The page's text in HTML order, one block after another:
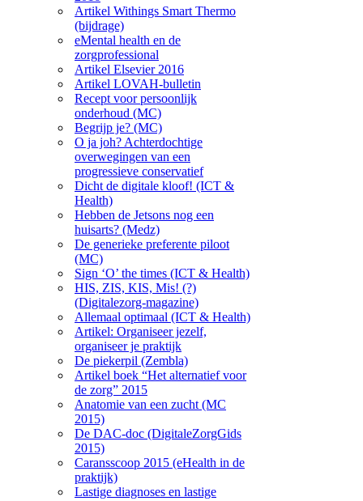
Artikel Withings Smart Thermo
(bijdrage)
eMental health en de
zorgprofessional
Artikel Elsevier 2016
Artikel LOVAH-bulletin
Recept voor persoonlijk
onderhoud (MC)
Begrijp je? (MC)
O ja joh? Achterdochtige
overwegingen van een
progressieve conservatief
Dicht de digitale kloof! (ICT &
Health)
Hebben de Jetsons nog een
huisarts? (Medz)
De generieke preferente piloot
(MC)
Sign ‘O’ the times (ICT & Health)
HIS, ZIS, KIS, Mis! (?)
(Digitalezorg-magazine)
Allemaal optimaal (ICT & Health)
Artikel: Organiseer jezelf,
organiseer je praktijk
De piekerpil (Zembla)
Artikel boek “Het alternatief voor
de zorg” 2015
Anatomie van een zucht (MC
2015)
De DAC-doc (DigitaleZorgGids
2015)
Caransscoop 2015 (eHealth in de
praktijk)
Lastige diagnoses en lastige